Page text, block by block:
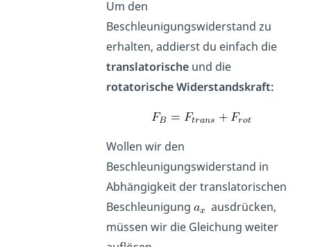
Um den
Beschleunigungswiderstand zu
erhalten, addierst du einfach die
translatorischeund die
rotatorische Widerstandskraft:
Wollen wir den
Beschleunigungswiderstand in
Abhängigkeit der translatorischen
Beschleunigung
ausdrücken,
müssen wir die Gleichung weiter